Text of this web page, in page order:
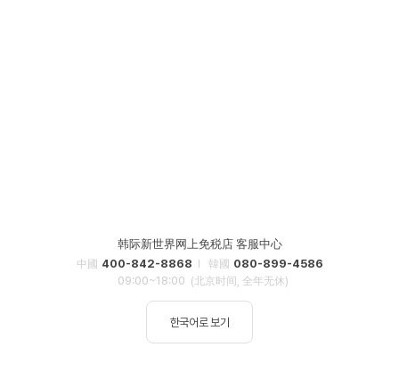
韩际新世界网上免税店 客服中心
中國 400-842-8868 韓國 080-899-4586
09:00~18:00 (北京时间, 全年无休)
한국어로 보기